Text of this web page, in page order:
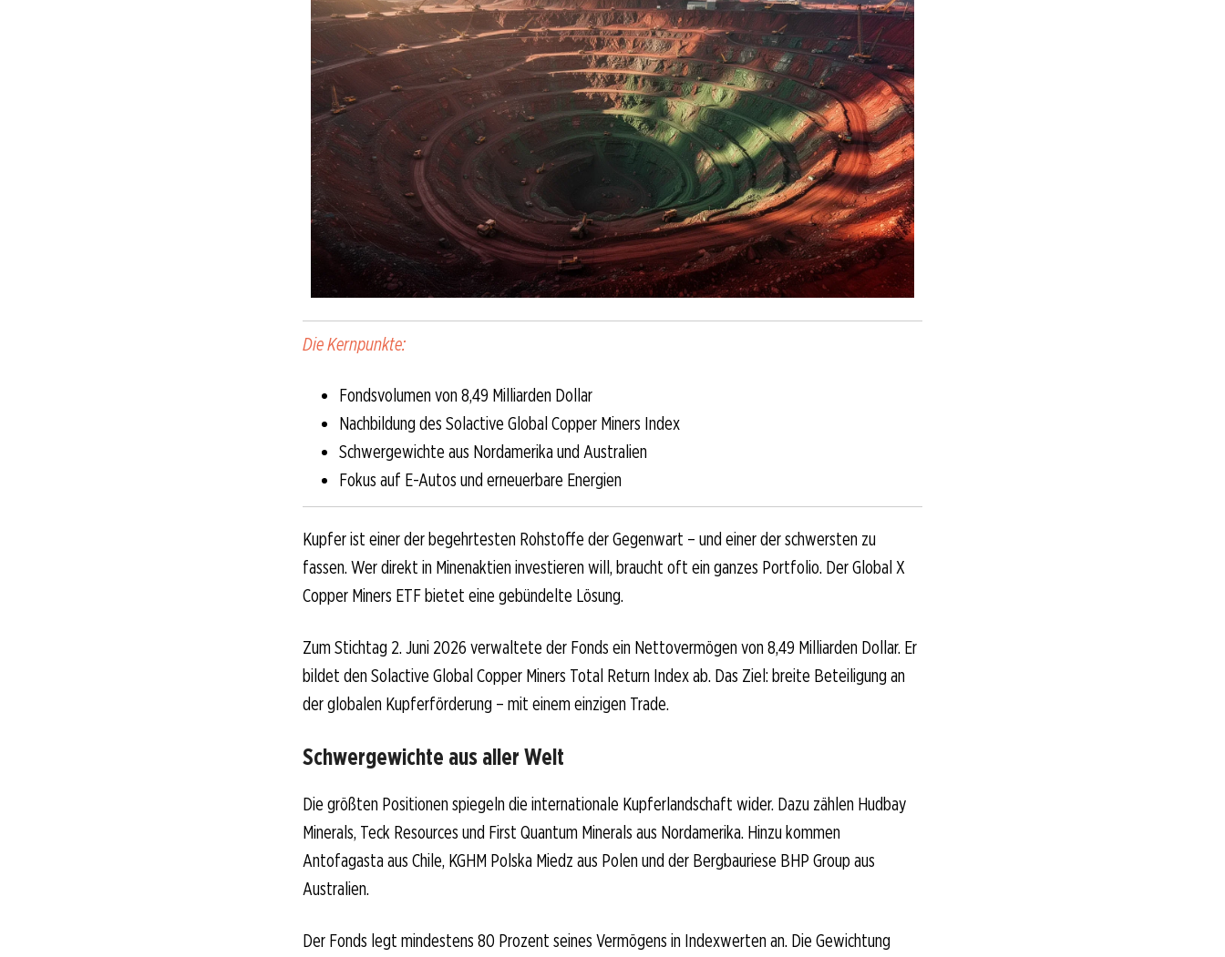
Die Kernpunkte:
Fondsvolumen von 8,49 Milliarden Dollar
Nachbildung des Solactive Global Copper Miners Index
Schwergewichte aus Nordamerika und Australien
Fokus auf E-Autos und erneuerbare Energien
Kupfer ist einer der begehrtesten Rohstoffe der Gegenwart – und einer der schwersten zu
fassen. Wer direkt in Minenaktien investieren will, braucht oft ein ganzes Portfolio. Der Global X
Copper Miners ETF bietet eine gebündelte Lösung.
Zum Stichtag 2. Juni 2026 verwaltete der Fonds ein Nettovermögen von 8,49 Milliarden Dollar. Er
bildet den Solactive Global Copper Miners Total Return Index ab. Das Ziel: breite Beteiligung an
der globalen Kupferförderung – mit einem einzigen Trade.
Schwergewichte aus aller Welt
Die größten Positionen spiegeln die internationale Kupferlandschaft wider. Dazu zählen Hudbay
Minerals, Teck Resources und First Quantum Minerals aus Nordamerika. Hinzu kommen
Antofagasta aus Chile, KGHM Polska Miedz aus Polen und der Bergbauriese BHP Group aus
Australien.
Der Fonds legt mindestens 80 Prozent seines Vermögens in Indexwerten an. Die Gewichtung